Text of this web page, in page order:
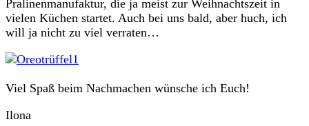
Pralinenmanufaktur, die ja meist zur Weihnachtszeit in
vielen Küchen startet. Auch bei uns bald, aber huch, ich
will ja nicht zu viel verraten…
Viel Spaß beim Nachmachen wünsche ich Euch!
Ilona